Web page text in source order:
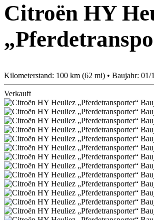
Citroën HY
Kilometerstand: 100 km (62 mi) • Baujahr: 01/
Verkauft